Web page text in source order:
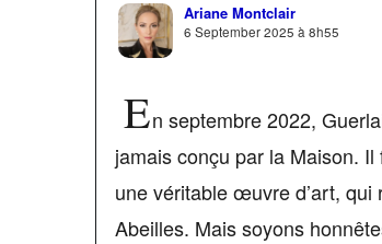
Ariane Montclair
6 September 2025 à 8h55
En septembre 2022,
jamais conçu par la Maison.
une véritable œuvre d’art, qui
Abeilles. Mais soyons